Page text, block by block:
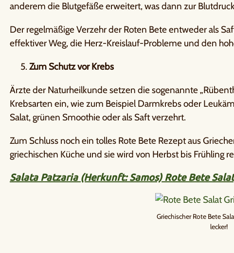
anderem die Blutgefäße erweitert, was dann zur
Der regelmäßige Verzehr der Roten Bete entweder als
effektiver Weg, die Herz-Kreislauf-Probleme und den
Zum Schutz vor Krebs
Ärzte der Naturheilkunde setzen die sogenannte
Krebsarten ein, wie zum Beispiel Darmkrebs oder
Salat, grünen Smoothie oder als Saft verzehrt.
Zum Schluss noch ein tolles Rote Bete Rezept aus
griechischen Küche und sie wird von Herbst bis Frühling
Salata Patzaria (Herkunft: Samos) Rote Bete
Griechischer Rote Bete
lecker!